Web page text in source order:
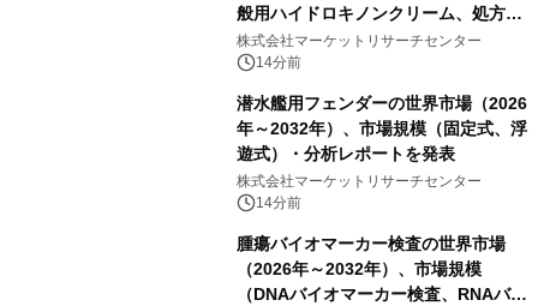
般用ハイドロキノンクリーム、処方用
ハイドロキノンクリーム）・分析レポ
ートを発表
株式会社マーケットリサーチセンター
14分前
潜水艦用フェンダーの世界市場（2026
年～2032年）、市場規模（固定式、浮
遊式）・分析レポートを発表
株式会社マーケットリサーチセンター
14分前
腫瘍バイオマーカー検査の世界市場
（2026年～2032年）、市場規模
（DNAバイオマーカー検査、RNAバイ